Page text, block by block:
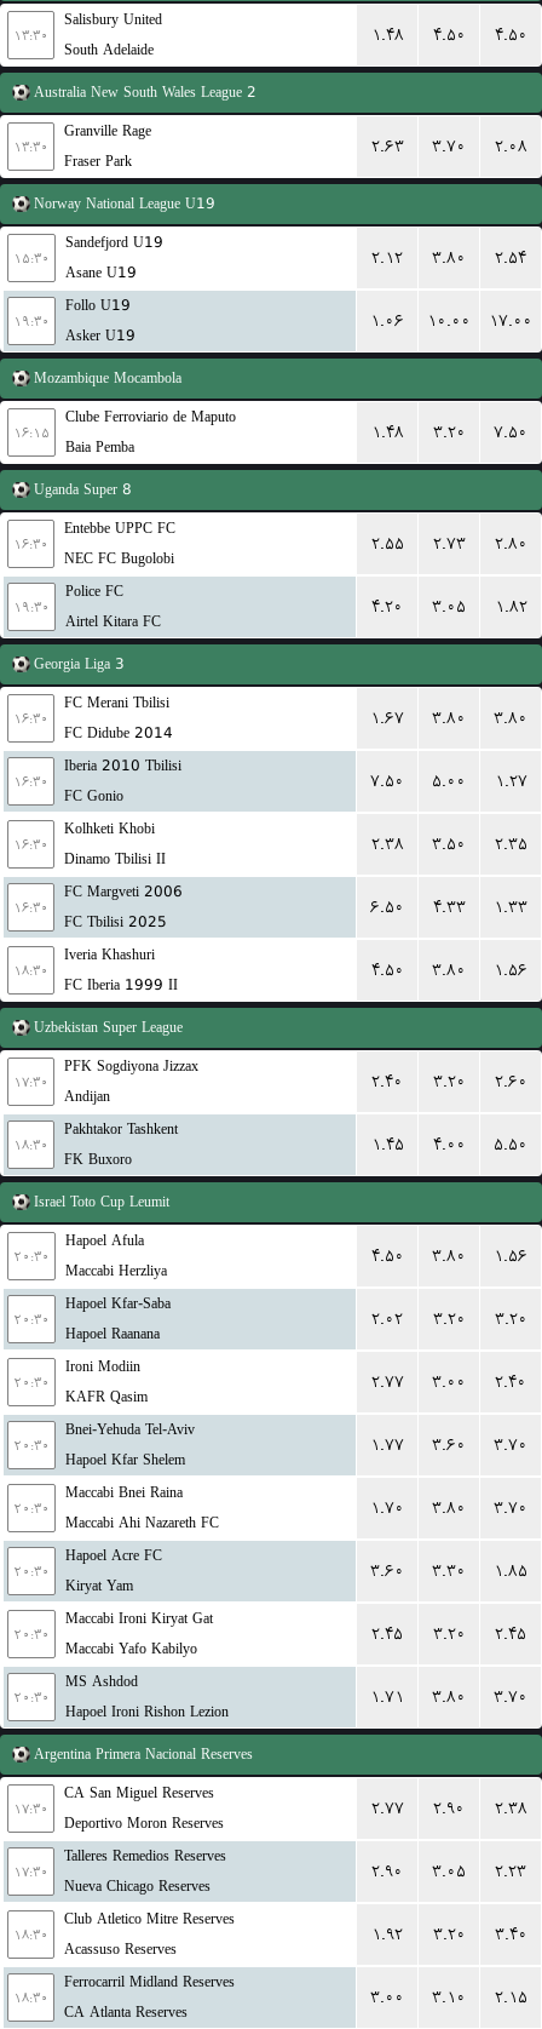
۱۳:۳۰
Salisbury United
South Adelaide
۱.۴۸ ۴.۵۰ ۴.۵۰
Australia New South Wales League 2
۱۳:۳۰
Granville Rage
Fraser Park
۲.۶۳ ۳.۷۰ ۲.۰۸
Norway National League U19
۱۵:۳۰
Sandefjord U19
Asane U19
۲.۱۲ ۳.۸۰ ۲.۵۴
۱۹:۳۰
Follo U19
Asker U19
۱.۰۶ ۱۰.۰۰ ۱۷.۰۰
Mozambique Mocambola
۱۶:۱۵
Clube Ferroviario de Maputo
Baia Pemba
۱.۴۸ ۳.۲۰ ۷.۵۰
Uganda Super 8
۱۶:۳۰
Entebbe UPPC FC
NEC FC Bugolobi
۲.۵۵ ۲.۷۳ ۲.۸۰
۱۹:۳۰
Police FC
Airtel Kitara FC
۴.۲۰ ۳.۰۵ ۱.۸۲
Georgia Liga 3
۱۶:۳۰
FC Merani Tbilisi
FC Didube 2014
۱.۶۷ ۳.۸۰ ۳.۸۰
۱۶:۳۰
Iberia 2010 Tbilisi
FC Gonio
۷.۵۰ ۵.۰۰ ۱.۲۷
۱۶:۳۰
Kolhketi Khobi
Dinamo Tbilisi II
۲.۳۸ ۳.۵۰ ۲.۳۵
۱۶:۳۰
FC Margveti 2006
FC Tbilisi 2025
۶.۵۰ ۴.۳۳ ۱.۳۳
۱۸:۳۰
Iveria Khashuri
FC Iberia 1999 II
۴.۵۰ ۳.۸۰ ۱.۵۶
Uzbekistan Super League
۱۷:۳۰
PFK Sogdiyona Jizzax
Andijan
۲.۴۰ ۳.۲۰ ۲.۶۰
۱۸:۳۰
Pakhtakor Tashkent
FK Buxoro
۱.۴۵ ۴.۰۰ ۵.۵۰
Israel Toto Cup Leumit
۲۰:۳۰
Hapoel Afula
Maccabi Herzliya
۴.۵۰ ۳.۸۰ ۱.۵۶
۲۰:۳۰
Hapoel Kfar-Saba
Hapoel Raanana
۲.۰۲ ۳.۲۰ ۳.۲۰
۲۰:۳۰
Ironi Modiin
KAFR Qasim
۲.۷۷ ۳.۰۰ ۲.۴۰
۲۰:۳۰
Bnei-Yehuda Tel-Aviv
Hapoel Kfar Shelem
۱.۷۷ ۳.۶۰ ۳.۷۰
۲۰:۳۰
Maccabi Bnei Raina
Maccabi Ahi Nazareth FC
۱.۷۰ ۳.۸۰ ۳.۷۰
۲۰:۳۰
Hapoel Acre FC
Kiryat Yam
۳.۶۰ ۳.۳۰ ۱.۸۵
۲۰:۳۰
Maccabi Ironi Kiryat Gat
Maccabi Yafo Kabilyo
۲.۴۵ ۳.۲۰ ۲.۴۵
۲۰:۳۰
MS Ashdod
Hapoel Ironi Rishon Lezion
۱.۷۱ ۳.۸۰ ۳.۷۰
Argentina Primera Nacional Reserves
۱۷:۳۰
CA San Miguel Reserves
Deportivo Moron Reserves
۲.۷۷ ۲.۹۰ ۲.۳۸
۱۷:۳۰
Talleres Remedios Reserves
Nueva Chicago Reserves
۲.۹۰ ۳.۰۵ ۲.۲۳
۱۸:۳۰
Club Atletico Mitre Reserves
Acassuso Reserves
۱.۹۲ ۳.۲۰ ۳.۴۰
۱۸:۳۰
Ferrocarril Midland Reserves
CA Atlanta Reserves
۳.۰۰ ۳.۱۰ ۲.۱۵